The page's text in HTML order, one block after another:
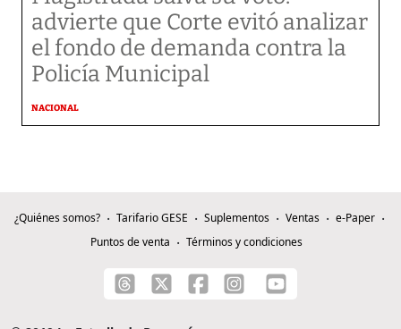
advierte que Corte evitó analizar
el fondo de demanda contra la
Policía Municipal
NACIONAL
¿Quiénes somos? Tarifario GESE Suplementos Ventas
e-Paper
Puntos de venta
Términos y condiciones